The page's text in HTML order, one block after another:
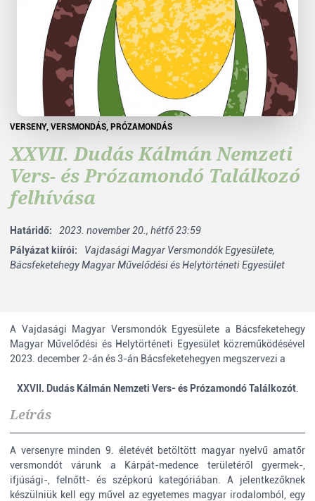
VERSENY, VERSMONDÁS, PRÓZAMONDÁS
XXVII. Dudás Kálmán Nemzeti
Vers- és Prózamondó Találkozó
felhívása
Határidő:
2023. november 20., hétfő 23:59
Pályázat kiírói:
Vajdasági Magyar Versmondók Egyesülete,
Bácsfeketehegy Magyar Művelődési és Helytörténeti Egyesület
A Vajdasági Magyar Versmondók Egyesülete a Bácsfeketehegy
Magyar Művelődési és Helytörténeti Egyesület közreműködésével
2023. december 2-án és 3-án Bácsfeketehegyen megszervezi a
XXVII. Dudás Kálmán Nemzeti Vers- és Prózamondó Találkozót.
Leírás
A versenyre minden 9. életévét betöltött magyar nyelvű amatőr
versmondót várunk a Kárpát-medence területéről gyermek-,
ifjúsági-, felnőtt- és szépkorú kategóriában. A jelentkezőknek
készülniük kell egy művel az egyetemes magyar irodalomból, egy